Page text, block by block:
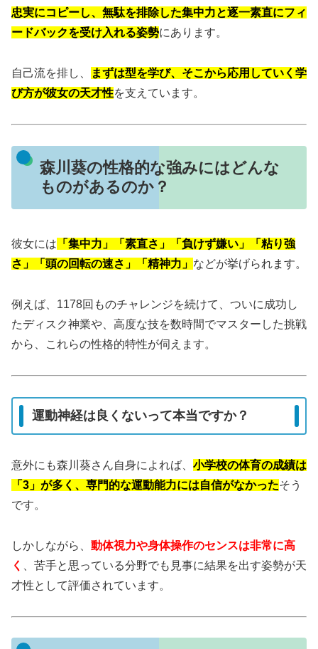
忠実にコピーし、無駄を排除した集中力と逐一素直にフィ
ードバックを受け入れる姿勢にあります。
自己流を排し、
まずは型を学び、そこから応用していく学
び方が彼女の天才性を支えています。
森川葵の性格的な強みにはどんな
ものがあるのか？
彼女には 「集中力」「素直さ」「負けず嫌い」「粘り強
さ」「頭の回転の速さ」「精神力」 などが挙げられます。
例えば、1178回ものチャレンジを続けて、ついに成功し
たディスク神業や、高度な技を数時間でマスターした挑戦
から、これらの性格的特性が伺えます。
運動神経は良くないって本当ですか？
意外にも森川葵さん自身によれば、 小学校の体育の成績は
「3」が多く、専門的な運動能力には自信がなかったそう
です。
しかしながら、 動体視力や身体操作のセンスは非常に高
く
、苦手と思っている分野でも見事に結果を出す姿勢が天
才性として評価されています。